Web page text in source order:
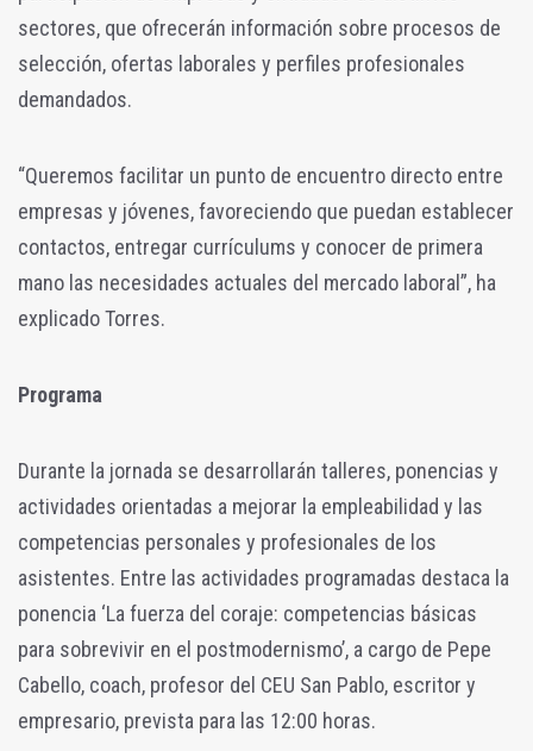
sectores, que ofrecerán información sobre procesos de
selección, ofertas laborales y perfiles profesionales
demandados.
“Queremos facilitar un punto de encuentro directo entre
empresas y jóvenes, favoreciendo que puedan establecer
contactos, entregar currículums y conocer de primera
mano las necesidades actuales del mercado laboral”, ha
explicado Torres.
Programa
Durante la jornada se desarrollarán talleres, ponencias y
actividades orientadas a mejorar la empleabilidad y las
competencias personales y profesionales de los
asistentes. Entre las actividades programadas destaca la
ponencia ‘La fuerza del coraje: competencias básicas
para sobrevivir en el postmodernismo’, a cargo de Pepe
Cabello, coach, profesor del CEU San Pablo, escritor y
empresario, prevista para las 12:00 horas.